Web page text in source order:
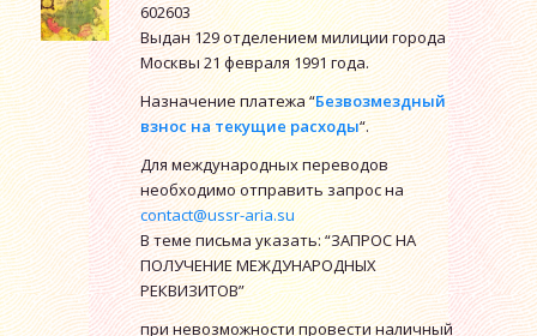
602603
Выдан 129 отделением милиции города
Москвы 21 февраля 1991 года.
Назначение платежа “Безвозмездный
взнос на текущие расходы“.
Для международных переводов
необходимо отправить запрос на
contact@ussr-aria.su
В теме письма указать: “ЗАПРОС НА
ПОЛУЧЕНИЕ МЕЖДУНАРОДНЫХ
РЕКВИЗИТОВ”
при невозможности провести наличный